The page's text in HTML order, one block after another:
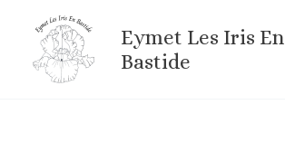
contenu
Eymet Les Iris En
Bastide